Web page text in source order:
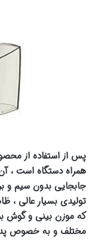
پس از استفاده از
همراه دستگاه است ،
جابجایی بدون سیم و
تولیدی بسیار عالی ،
که موزن بینی و گوش
مختلف و به خصوص